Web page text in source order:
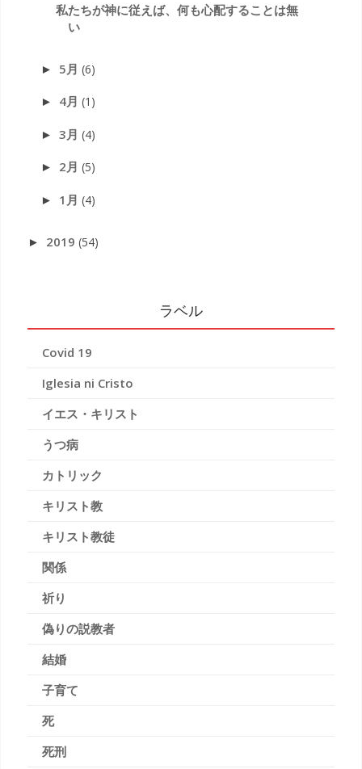
私たちが神に従えば、何も心配することは無
い
► 5月(6)
► 4月(1)
►3月(4)
► 2月(5)
► 1月(4)
► 2019 (54)
ラベル
Covid 19
Iglesia ni Cristo
イエス・キリスト
うつ病
カトリック
キリスト教
キリスト教徒
関係
祈り
偽りの説教者
結婚
子育て
死
死刑